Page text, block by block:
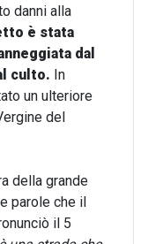
danni alla
è stata
dal
culto. In
un ulteriore
del
della grande
parole che il
il 5